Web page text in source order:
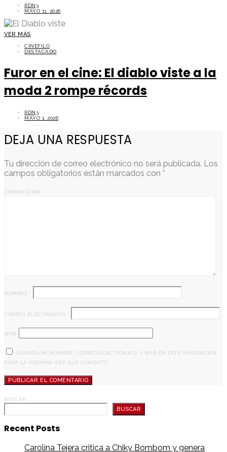
RDN3
MAYO 11, 2026
VER MÁS
CINÉFILO
DESTACADO
Furor en el cine: El diablo viste a la
moda 2 rompe récords
RDN3
MAYO 1, 2026
DEJA UNA RESPUESTA
Tu dirección de correo electrónico no será publicada. Los
campos obligatorios están marcados con *
COMENTARIO *
NOMBRE *
CORREO ELECTRÓNICO *
WEB
GUARDA MI NOMBRE, CORREO ELECTRÓNICO Y WEB EN ESTE NAVEGADOR
PARA LA PRÓXIMA VEZ QUE COMENTE.
BUSCAR
BUSCAR
Recent Posts
Carolina Tejera critica a Chiky Bombom y genera